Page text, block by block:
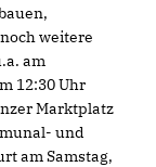
weitere
am
12:30 Uhr
Marktplatz
und
am Samstag,